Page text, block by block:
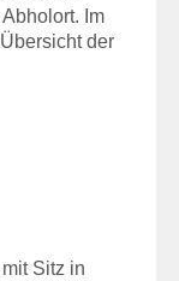
Im
der
Sitz in